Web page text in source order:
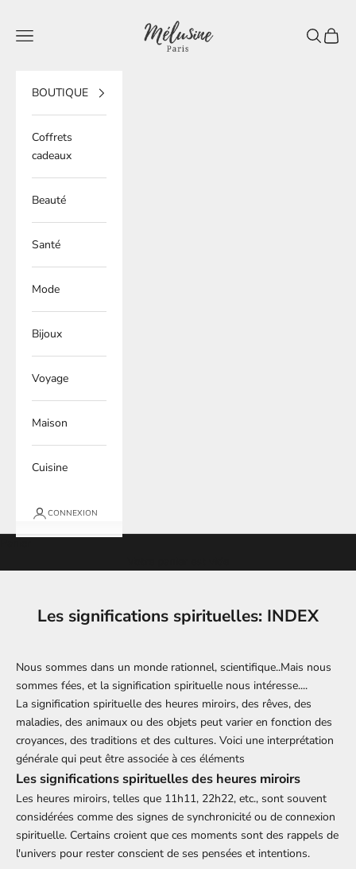
Mélusine Paris
Ouvrir la navigation
Ouvrir la
Voir
BOUTIQUE
Coffrets
cadeaux
Beauté
Santé
Mode
Bijoux
Voyage
Maison
Cuisine
CONNEXION
Les significations spirituelles: INDEX
Nous sommes dans un monde rationnel, scientifique..Mais nous
sommes fées, et la signification spirituelle nous intéresse....
La signification spirituelle des heures miroirs, des rêves, des
maladies, des animaux ou des objets peut varier en fonction des
croyances, des traditions et des cultures. Voici une interprétation
générale qui peut être associée à ces éléments
Les significations spirituelles des heures miroirs
Les heures miroirs, telles que 11h11, 22h22, etc., sont souvent
considérées comme des signes de synchronicité ou de connexion
spirituelle. Certains croient que ces moments sont des rappels de
l'univers pour rester conscient de ses pensées et intentions.